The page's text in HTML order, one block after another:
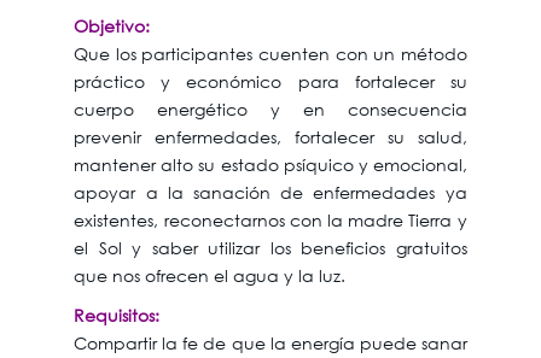
Objetivo:
Que los participantes cuenten con un método
práctico y económico para fortalecer su
cuerpo energético y en consecuencia
prevenir enfermedades, fortalecer su salud,
mantener alto su estado psíquico y emocional,
apoyar a la sanación de enfermedades ya
existentes, reconectarnos con la madre Tierra y
el Sol y saber utilizar los beneficios gratuitos
que nos ofrecen el agua y la luz.
Requisitos:
Compartir la fe de que la energía puede sanar